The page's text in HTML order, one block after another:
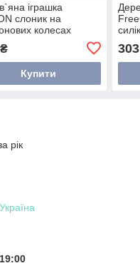
іграшка
слоник на
колесах
Купити
303
рік